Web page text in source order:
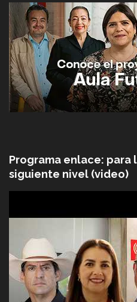
Programa enlace: para
siguiente nivel (video)